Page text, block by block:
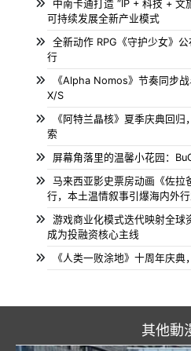
中南卡通打造 “IP + 科技 + 文
可持续发展全新产业模式
全新动作 RPG《守护少女》
行
《Alpha Nomos》节奏同步
X/S
《阿特兰晶核》夏季庆典回
索
屏幕角落里的温馨小花园：
马来西亚影史票房动画《佐拉
行，本土温情叙事引爆海内外
游戏商业化模式迭代映射全球
成为投融资核心主线
《人类一败涂地》十周年庆
其他動